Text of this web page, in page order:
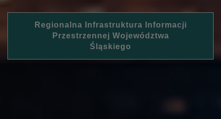
Regionalna Infrastruktura Informacji
Przestrzennej Województwa
Śląskiego